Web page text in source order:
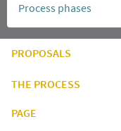
Process phases
PROPOSALS
THE PROCESS
PAGE